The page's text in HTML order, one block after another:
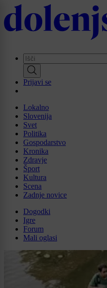
Skip
to
main
Prijavi se
Lokalno
Slovenija
Svet
Politika
Gospodarstvo
Kronika
Zdravje
Šport
Kultura
Scena
Zadnje novice
Dogodki
Igre
Forum
Mali oglasi